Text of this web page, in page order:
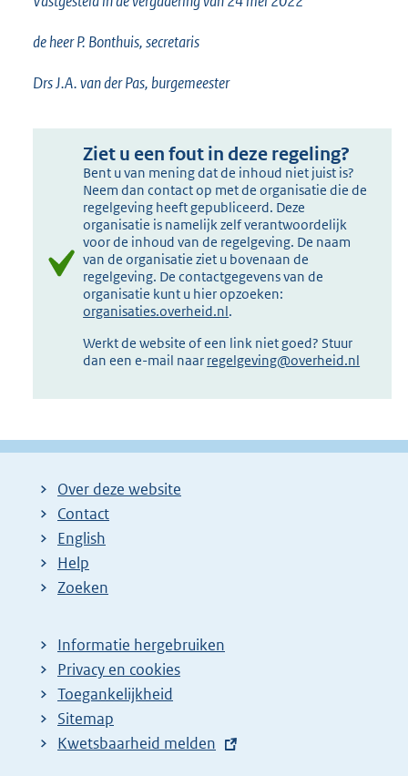
de heer P. Bonthuis, secretaris
Drs J.A. van der Pas, burgemeester
Ziet u een fout in deze regeling?
Bent u van mening dat de inhoud niet juist is?
Neem dan contact op met de organisatie die de
regelgeving heeft gepubliceerd. Deze
organisatie is namelijk zelf verantwoordelijk
voor de inhoud van de regelgeving. De naam
van de organisatie ziet u bovenaan de
regelgeving. De contactgegevens van de
organisatie kunt u hier opzoeken:
organisaties.overheid.nl.
Werkt de website of een link niet goed? Stuur
dan een e-mail naar regelgeving@overheid.nl
Over deze website
Contact
English
Help
Zoeken
Informatie hergebruiken
Privacy en cookies
Toegankelijkheid
Sitemap
E
Kwetsbaarheid melden